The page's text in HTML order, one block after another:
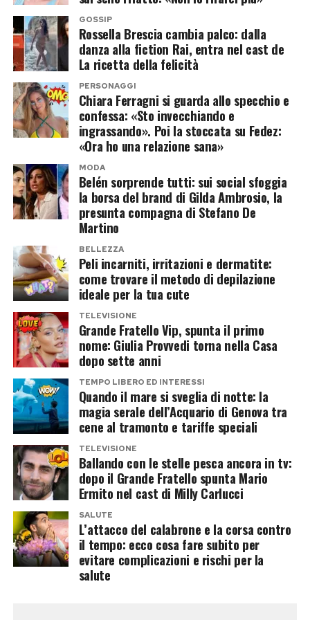
Unito, dalla Corea del Sud, dall’India, dalla
Francia, dal Brasile e dagli altri principali mercati
mondiali. Proprio il risultato cinese alimenta
l’ottimismo degli analisti.
SecondoVariety, se il passaparola dovesse
mantenersi ai livelli dell’esordio,Spider-Man:
Brand New Day avrebbe tutte le carte in regola
per avvicinarsi addirittura ai2 miliardi di dollari
d’incasso complessivo.
L’Odissea non crolla e continua la
sua corsa
Il confronto conL’Odissea non racconta però
una sconfitta per Christopher Nolan. Il kolossal
tratto dal poema di Omero continua infatti a
registrare una tenuta eccezionale al botteghino
e ha ormai superato i
globali dopo tre settimane, confermandosi uno
dei maggiori successi dell’anno.
Anzi, secondo molti osservatori, la
contemporanea presenza dei due blockbuster
ha finito per alimentare l’interesse del pubblico
verso le sale, trasformando quello attuale in
uno dei weekend cinematografici più ricchi di
sempre. Anche Tom Holland, protagonista di
Spider-Mane presente nel cast deL’Odissea
GOSSIP
Rossella Brescia cambia palco: dalla
danza alla fiction Rai, entra nel cast de
La ricetta della felicità
PERSONAGGI
Chiara Ferragni si guarda allo specchio e
confessa: «Sto invecchiando e
ingrassando». Poi la stoccata su Fedez:
«Ora ho una relazione sana»
MODA
Belén sorprende tutti: sui social sfoggia
la borsa del brand di Gilda Ambrosio, la
presunta compagna di Stefano De
Martino
BELLEZZA
Peli incarniti, irritazioni e dermatite:
come trovare il metodo di depilazione
ideale per la tua cute
TELEVISIONE
Grande Fratello Vip, spunta il primo
nome: Giulia Provvedi torna nella Casa
dopo sette anni
TEMPO LIBERO ED INTERESSI
Quando il mare si sveglia di notte: la
magia serale dell’Acquario di Genova tra
cene al tramonto e tariffe speciali
TELEVISIONE
Ballando con le stelle pesca ancora in tv:
dopo il Grande Fratello spunta Mario
Ermito nel cast di Milly Carlucci
SALUTE
L’attacco del calabrone e la corsa contro
il tempo: ecco cosa fare subito per
evitare complicazioni e rischi per la
salute